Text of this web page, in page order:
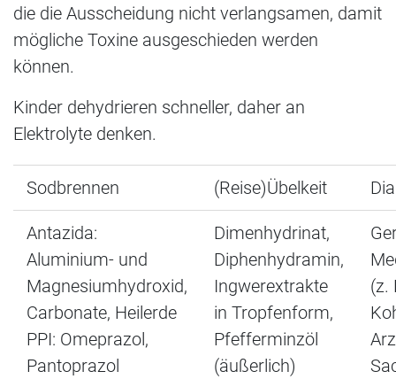
die die Ausscheidung nicht verlangsamen, damit
mögliche Toxine ausgeschieden werden
können.
Kinder dehydrieren schneller, daher an
Elektrolyte denken.
Sodbrennen (Reise)Übelkeit
Antazida:
Aluminium- und
Magnesiumhydroxid,
Carbonate, Heilerde
PPI: Omeprazol,
Pantoprazol
Dimenhydrinat,
Diphenhydramin,
Ingwerextrakte
in Tropfenform,
Pfefferminzöl
(äußerlich)
(z.